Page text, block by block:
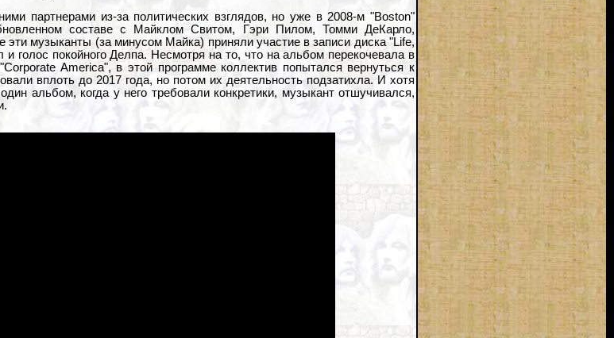
партнерами из-за политических взглядов, но уже в 2008-м "Boston"
составе с Майклом Свитом, Гэри Пилом, Томми ДеКарло,
музыканты (за минусом Майка) приняли участие в записи диска "Life,
и голос покойного Делпа. Несмотря на то, что на альбом перекочевала в
America", в этой программе коллектив попытался вернуться к
вплоть до 2017 года, но потом их деятельность подзатихла. И хотя
альбом, когда у него требовали конкретики, музыкант отшучивался,